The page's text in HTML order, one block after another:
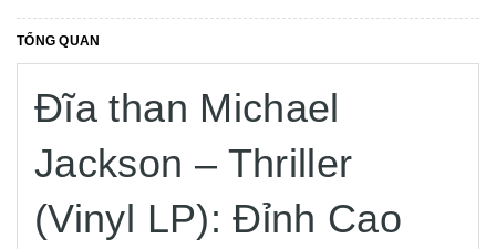
TỔNG QUAN
Đĩa than Michael
Jackson – Thriller
(Vinyl LP): Đỉnh Cao